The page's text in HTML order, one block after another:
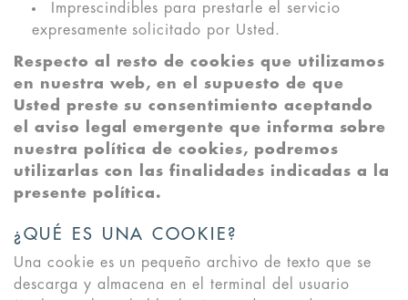
Imprescindibles para prestarle el servicio
expresamente solicitado por Usted.
Respecto al resto de cookies que utilizamos
en nuestra web, en el supuesto de que
Usted preste su consentimiento aceptando
el aviso legal emergente que informa sobre
nuestra política de cookies, podremos
utilizarlas con las finalidades indicadas a la
presente política.
¿QUÉ ES UNA COOKIE?
Una cookie es un pequeño archivo de texto que se
descarga y almacena en el terminal del usuario